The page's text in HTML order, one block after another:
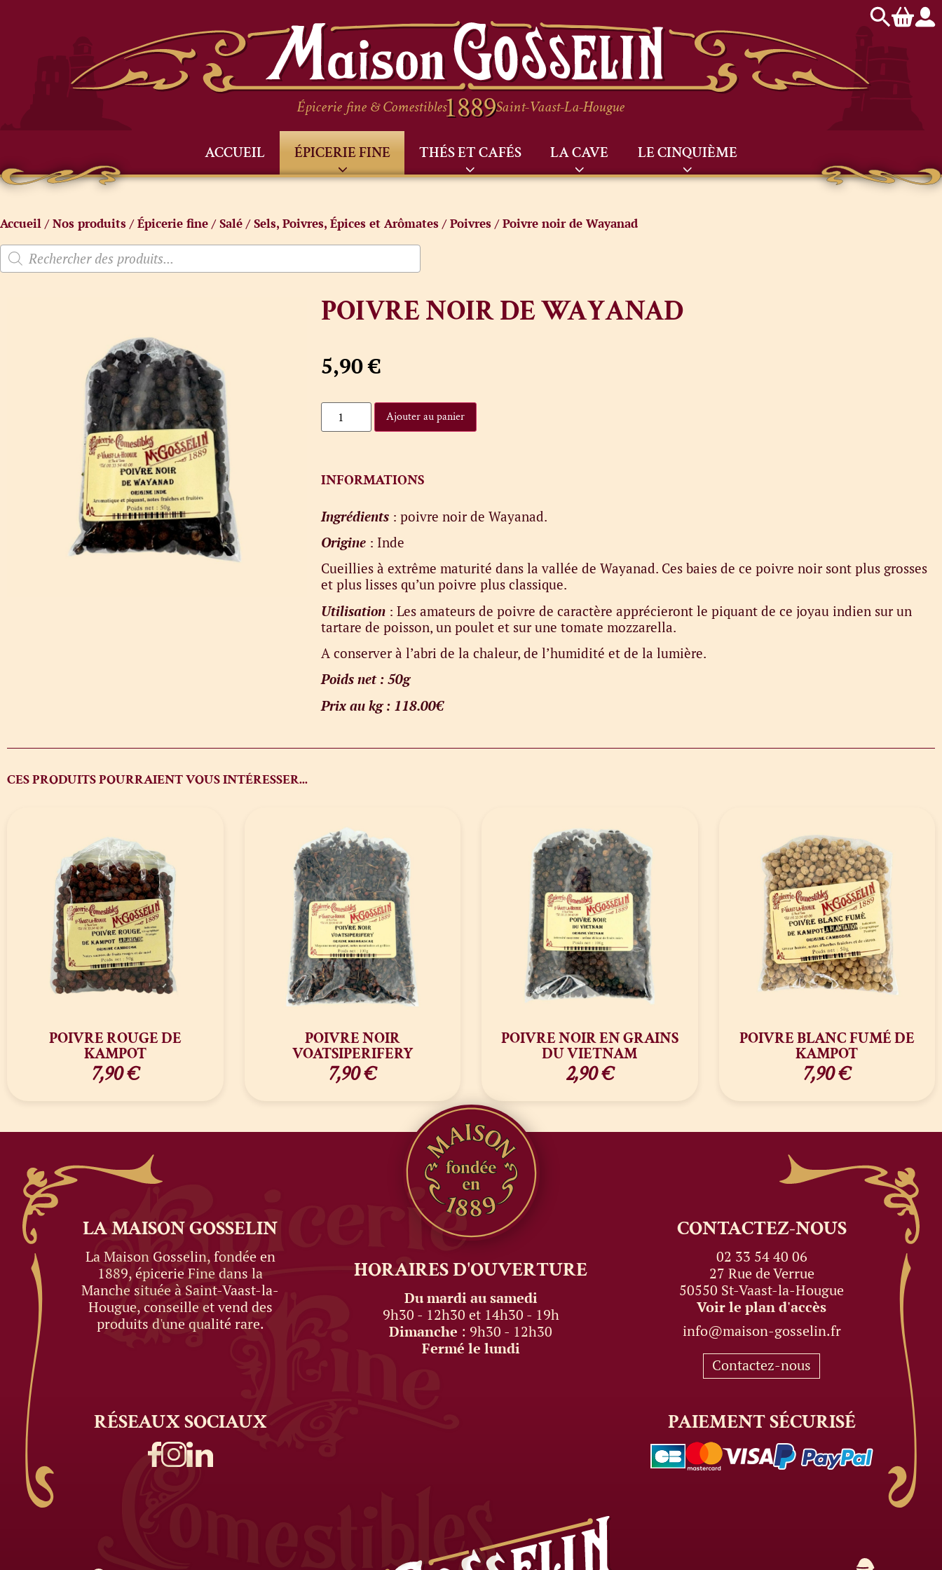
Épicerie fine & Comestibles Saint-Vaast-La-Hougue
ACCUEIL ÉPICERIE FINE THÉS ET CAFÉS LA CAVE LE CINQUIÈME
Accueil /Nos produits /Épicerie fine /Salé /Sels, Poivres, Épices et Arômates /Poivres / Poivre noir de Wayanad
POIVRE NOIR DE WAYANAD
5,90€
Ajouter au panier
INFORMATIONS
Ingrédients : poivre noir de Wayanad.
Origine: Inde
Cueillies à extrême maturité dans la vallée de Wayanad. Ces baies de ce poivre noir sont plus grosses
et plus lisses qu’un poivre plus classique.
Utilisation: Les amateurs de poivre de caractère apprécieront le piquant de ce joyau indien sur un
tartare de poisson, un poulet et sur une tomate mozzarella.
A conserver à l’abri de la chaleur, de l’humidité et de la lumière.
Poids net : 50g
Prix au kg : 118.00€
CES PRODUITS POURRAIENT VOUS INTÉRESSER...
POIVRE ROUGE DE
KAMPOT
7,90€
POIVRE NOIR
VOATSIPERIFERY
7,90€
POIVRE NOIR EN GRAINS
DU VIETNAM
2,90€
POIVRE BLANC FUMÉ DE
KAMPOT
7,90€
LA MAISONGOSSELIN
La Maison Gosselin, fondée en
1889, épicerie Fine dans la
Manche située à Saint-Vaast-la-
Hougue, conseille et vend des
produits d'une qualité rare.
HORAIRESD'OUVERTURE
Du mardi au samedi
9h30 - 12h30 et 14h30 - 19h
Dimanche : 9h30 - 12h30
Fermé le lundi
CONTACTEZ-NOUS
02 33 54 40 06
27 Rue de Verrue
50550 St-Vaast-la-Hougue
Voir le plan d'accès
info@maison-gosselin.fr
Contactez-nous
RÉSEAUXSOCIAUX PAIEMENTSÉCURISÉ